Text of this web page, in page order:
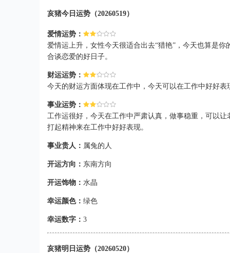
亥猪今日运势（20260519）
爱情运势：
爱情运上升，女性今天很适合出去“猎艳”，今天也算是
合谈恋爱的好日子。
财运运势：
今天的财运方面体现在工作中，今天可以在工作中好好
事业运势：
工作运很好，今天在工作中严肃认真，做事稳重，可以
打起精神来在工作中好好表现。
事业贵人： 属兔的人
开运方向： 东南方向
开运饰物： 水晶
幸运颜色： 绿色
幸运数字： 3
亥猪明日运势（20260520）